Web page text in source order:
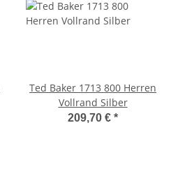
Ted Baker 1713 800 Herren
Vollrand Silber
209,70 € *